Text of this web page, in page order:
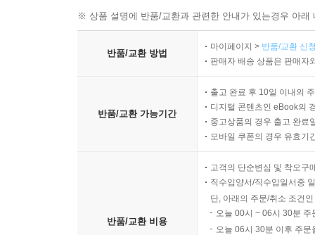
※ 상품 설명에 반품/교환과 관련한 안내가 있는경우 아
반품/교환 방법
마이페이지 > 반품/교환 신
판매자 배송 상품은 판매자
반품/교환 가능기간
출고 완료 후 10일 이내의
디지털 콘텐츠인 eBook의
중고상품의 경우 출고 완료
모바일 쿠폰의 경우 유효기
반품/교환 비용
고객의 단순변심 및 착오구
직수입양서/직수입일서중
단, 아래의 주문/취소 조건
오늘 00시 ~ 06시 30분
오늘 06시 30분 이후 주